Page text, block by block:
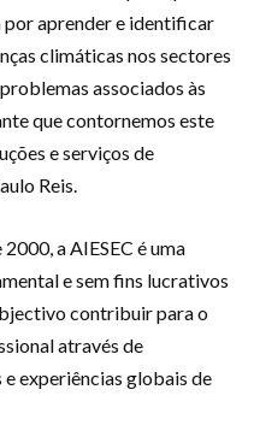
por aprender e identificar
climáticas nos sectores
associados às
que contornemos este
e serviços de
Reis.
a AIESEC é uma
e sem fins lucrativos
contribuir para o
através de
experiências globais de